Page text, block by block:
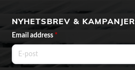
NYHETSBREV & KAMPANJER
Email address *